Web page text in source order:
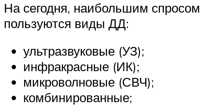
На сегодня, наибольшим спросом
пользуются виды ДД:
ультразвуковые (УЗ);
инфракрасные (ИК);
микроволновые (СВЧ);
комбинированные;